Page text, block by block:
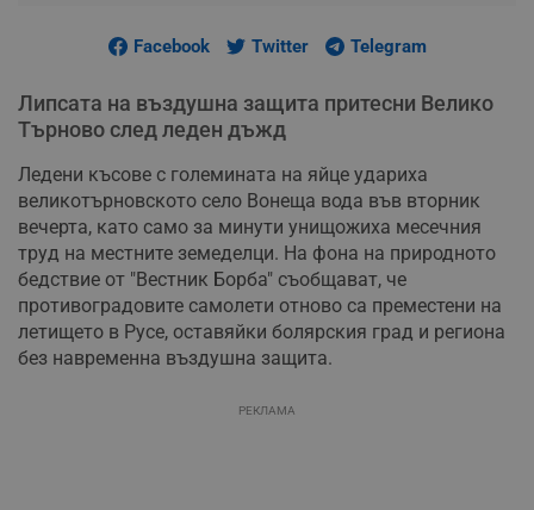
Facebook Twitter Telegram
Липсата на въздушна защита притесни Велико
Търново след леден дъжд
Ледени късове с големината на яйце удариха
великотърновското село Вонеща вода във вторник
вечерта, като само за минути унищожиха месечния
труд на местните земеделци. На фона на природното
бедствие от "Вестник Борба" съобщават, че
противоградовите самолети отново са преместени на
летището в Русе, оставяйки болярския град и региона
без навременна въздушна защита.
РЕКЛАМА